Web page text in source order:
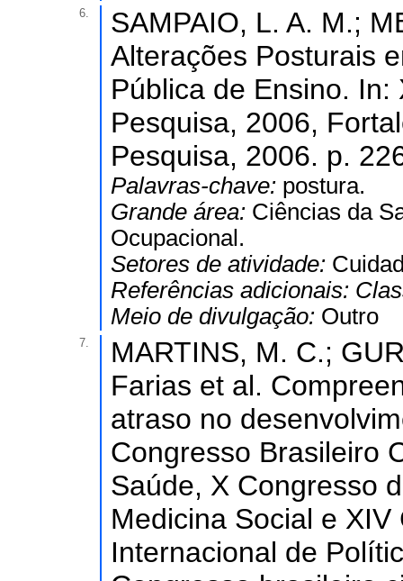
6.
SAMPAIO, L. A. M.;
Alterações Posturais
Pública de Ensino.
Pesquisa, 2006,
Pesquisa, 2006. p.
Palavras-chave: postura.
Grande área: Ciências da
Ocupacional.
Setores de atividade:
Referências adicionais:
Meio de divulgação: Outro
7.
MARTINS, M. C.;
Farias et al.
atraso no
Congresso Brasileiro
Saúde, X Congresso
Medicina Social e
Internacional de